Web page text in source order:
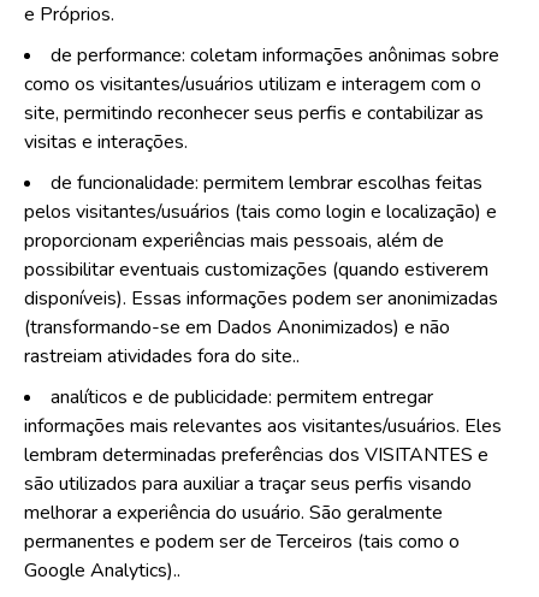
e Próprios.
de performance: coletam informações anônimas sobre
como os visitantes/usuários utilizam e interagem com o
site, permitindo reconhecer seus perfis e contabilizar as
visitas e interações.
de funcionalidade: permitem lembrar escolhas feitas
pelos visitantes/usuários (tais como login e localização) e
proporcionam experiências mais pessoais, além de
possibilitar eventuais customizações (quando estiverem
disponíveis). Essas informações podem ser anonimizadas
(transformando-se em Dados Anonimizados) e não
rastreiam atividades fora do site..
analíticos e de publicidade: permitem entregar
informações mais relevantes aos visitantes/usuários. Eles
lembram determinadas preferências dos VISITANTES e
são utilizados para auxiliar a traçar seus perfis visando
melhorar a experiência do usuário. São geralmente
permanentes e podem ser de Terceiros (tais como o
Google Analytics)..